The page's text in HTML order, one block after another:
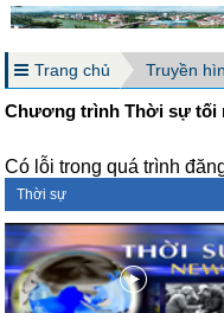
Trang chủ Truyền
Chương trình Thời sự tối
Có lỗi trong quá trình
Thời sự